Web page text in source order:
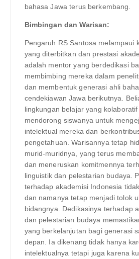
bahasa Jawa terus berkembang.
Bimbingan dan Warisan:
Pengaruh RS Santosa melampaui
yang diterbitkan dan prestasi
adalah mentor yang berdedikasi
membimbing mereka dalam
dan membentuk generasi ahli
cendekiawan Jawa berikutnya.
lingkungan belajar yang kolaboratif
mendorong siswanya untuk
intelektual mereka dan
pengetahuan. Warisannya tetap
murid-muridnya, yang terus
dan meneruskan komitmennya
linguistik dan pelestarian budaya.
terhadap akademisi Indonesia
dan namanya tetap menjadi tolok
bidangnya. Dedikasinya terhadap
dan pelestarian budaya
yang berkelanjutan bagi generasi
depan. Ia dikenang tidak hanya
intelektualnya tetapi juga karena